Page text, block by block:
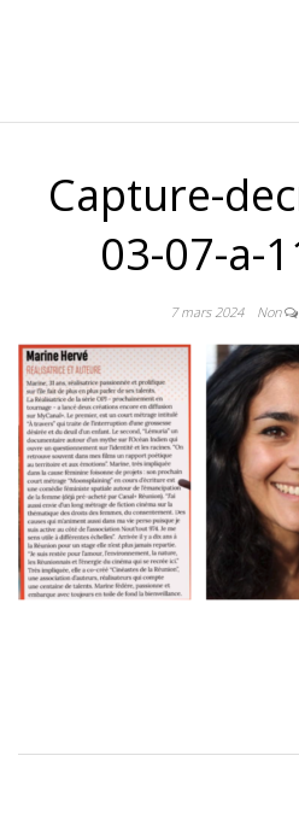
Capture-
03-07-a-
7 mars 2024 Non